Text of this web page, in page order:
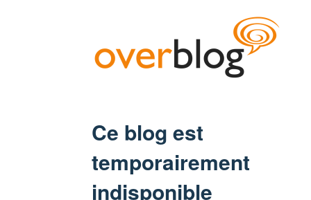
Ce blog est
temporairement
indisponible